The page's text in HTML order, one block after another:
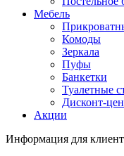
Мебель
Комоды
Зеркала
Пуфы
Банкетки
Туалетные
Дисконт-
Акции
Информация для